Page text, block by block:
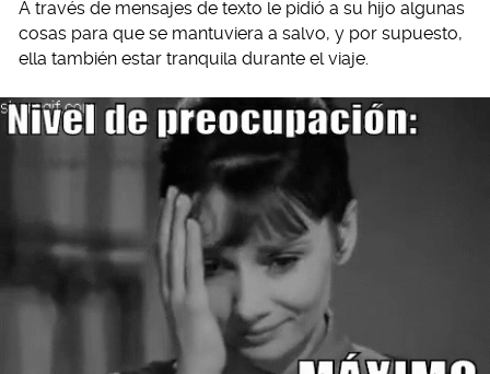
A través de mensajes de texto le pidió a su hijo algunas
cosas para que se mantuviera a salvo, y por supuesto,
ella también estar tranquila durante el viaje.